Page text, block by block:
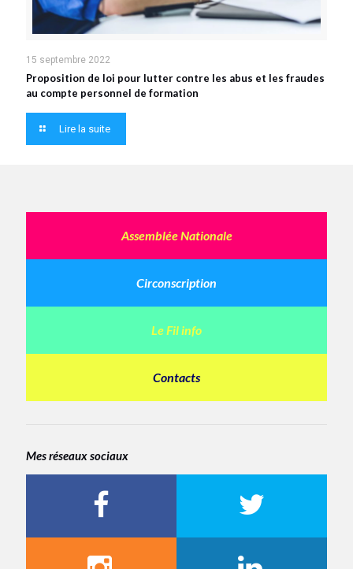
15 septembre 2022
Proposition de loi pour lutter contre les abus et les fraudes
au compte personnel de formation
Lire la suite
Assemblée Nationale
Circonscription
Le Fil info
Contacts
Mes réseaux sociaux